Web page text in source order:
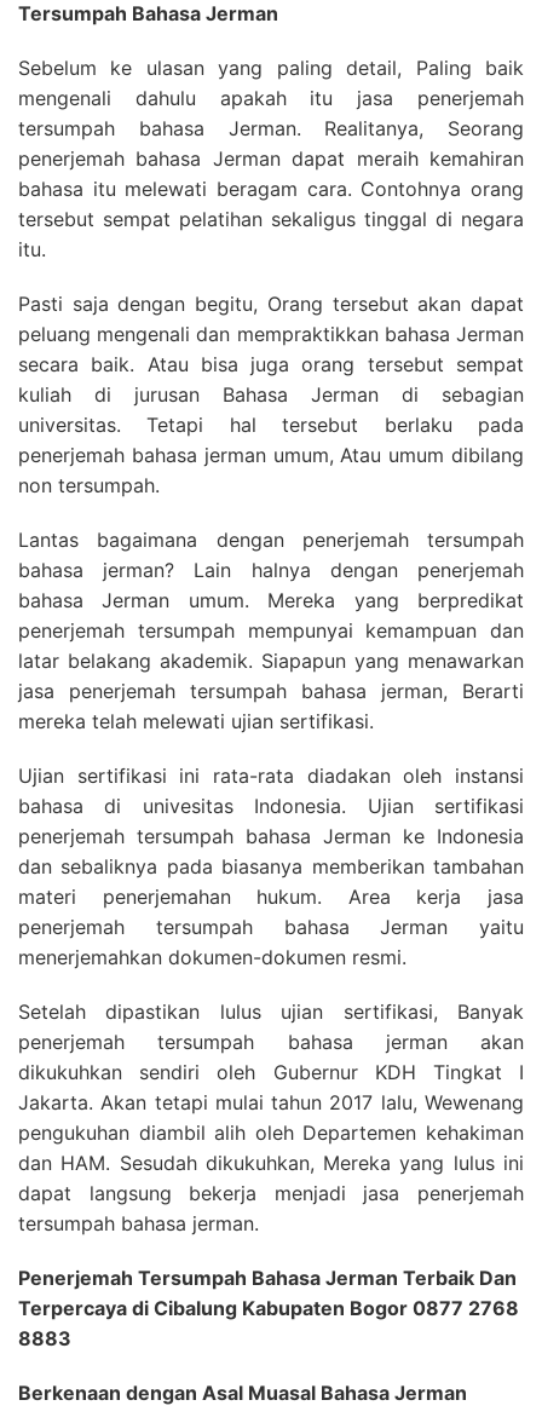
Tersumpah Bahasa Jerman
Sebelum ke ulasan yang paling detail, Paling baik
mengenali dahulu apakah itu jasa penerjemah
tersumpah bahasa Jerman. Realitanya, Seorang
penerjemah bahasa Jerman dapat meraih kemahiran
bahasa itu melewati beragam cara. Contohnya orang
tersebut sempat pelatihan sekaligus tinggal di negara
itu.
Pasti saja dengan begitu, Orang tersebut akan dapat
peluang mengenali dan mempraktikkan bahasa Jerman
secara baik. Atau bisa juga orang tersebut sempat
kuliah di jurusan Bahasa Jerman di sebagian
universitas. Tetapi hal tersebut berlaku pada
penerjemah bahasa jerman umum, Atau umum dibilang
non tersumpah.
Lantas bagaimana dengan penerjemah tersumpah
bahasa jerman? Lain halnya dengan penerjemah
bahasa Jerman umum. Mereka yang berpredikat
penerjemah tersumpah mempunyai kemampuan dan
latar belakang akademik. Siapapun yang menawarkan
jasa penerjemah tersumpah bahasa jerman, Berarti
mereka telah melewati ujian sertifikasi.
Ujian sertifikasi ini rata-rata diadakan oleh instansi
bahasa di univesitas Indonesia. Ujian sertifikasi
penerjemah tersumpah bahasa Jerman ke Indonesia
dan sebaliknya pada biasanya memberikan tambahan
materi penerjemahan hukum. Area kerja jasa
penerjemah tersumpah bahasa Jerman yaitu
menerjemahkan dokumen-dokumen resmi.
Setelah dipastikan lulus ujian sertifikasi, Banyak
penerjemah tersumpah bahasa jerman akan
dikukuhkan sendiri oleh Gubernur KDH Tingkat I
Jakarta. Akan tetapi mulai tahun 2017 lalu, Wewenang
pengukuhan diambil alih oleh Departemen kehakiman
dan HAM. Sesudah dikukuhkan, Mereka yang lulus ini
dapat langsung bekerja menjadi jasa penerjemah
tersumpah bahasa jerman.
Penerjemah Tersumpah Bahasa Jerman Terbaik Dan
Terpercaya di Cibalung Kabupaten Bogor 0877 2768
8883
Berkenaan dengan Asal Muasal Bahasa Jerman